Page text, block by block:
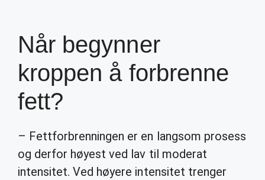
Når begynner
kroppen å forbrenne
fett?
– Fettforbrenningen er en langsom prosess
og derfor høyest ved lav til moderat
intensitet. Ved høyere intensitet trenger